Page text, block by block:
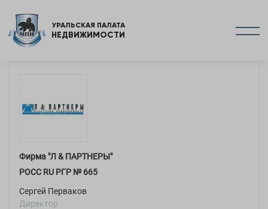
УРАЛЬСКАЯ ПАЛАТА
НЕДВИЖИМОСТИ
Фирма "Л & ПАРТНЕРЫ"
РОСC RU РГР №665
Сергей Перваков
Директор